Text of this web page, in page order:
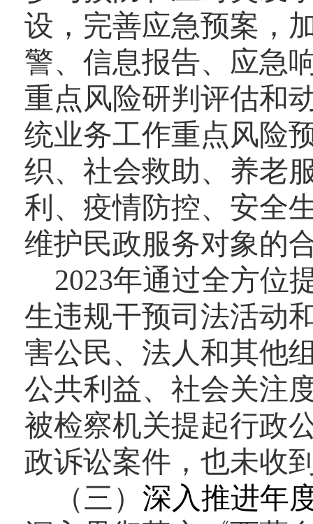
设，完善应急预案，
警、信息报告、应急
重点风险研判评估和
统业务工作重点风险
织、社会救助、养老
利、疫情防控、安全
维护民政服务对象的
2023年通过全方位
生违规干预司法活动
害公民、法人和其他
公共利益、社会关注
被检察机关提起行政
政诉讼案件，也未收
（三） 深入推进年